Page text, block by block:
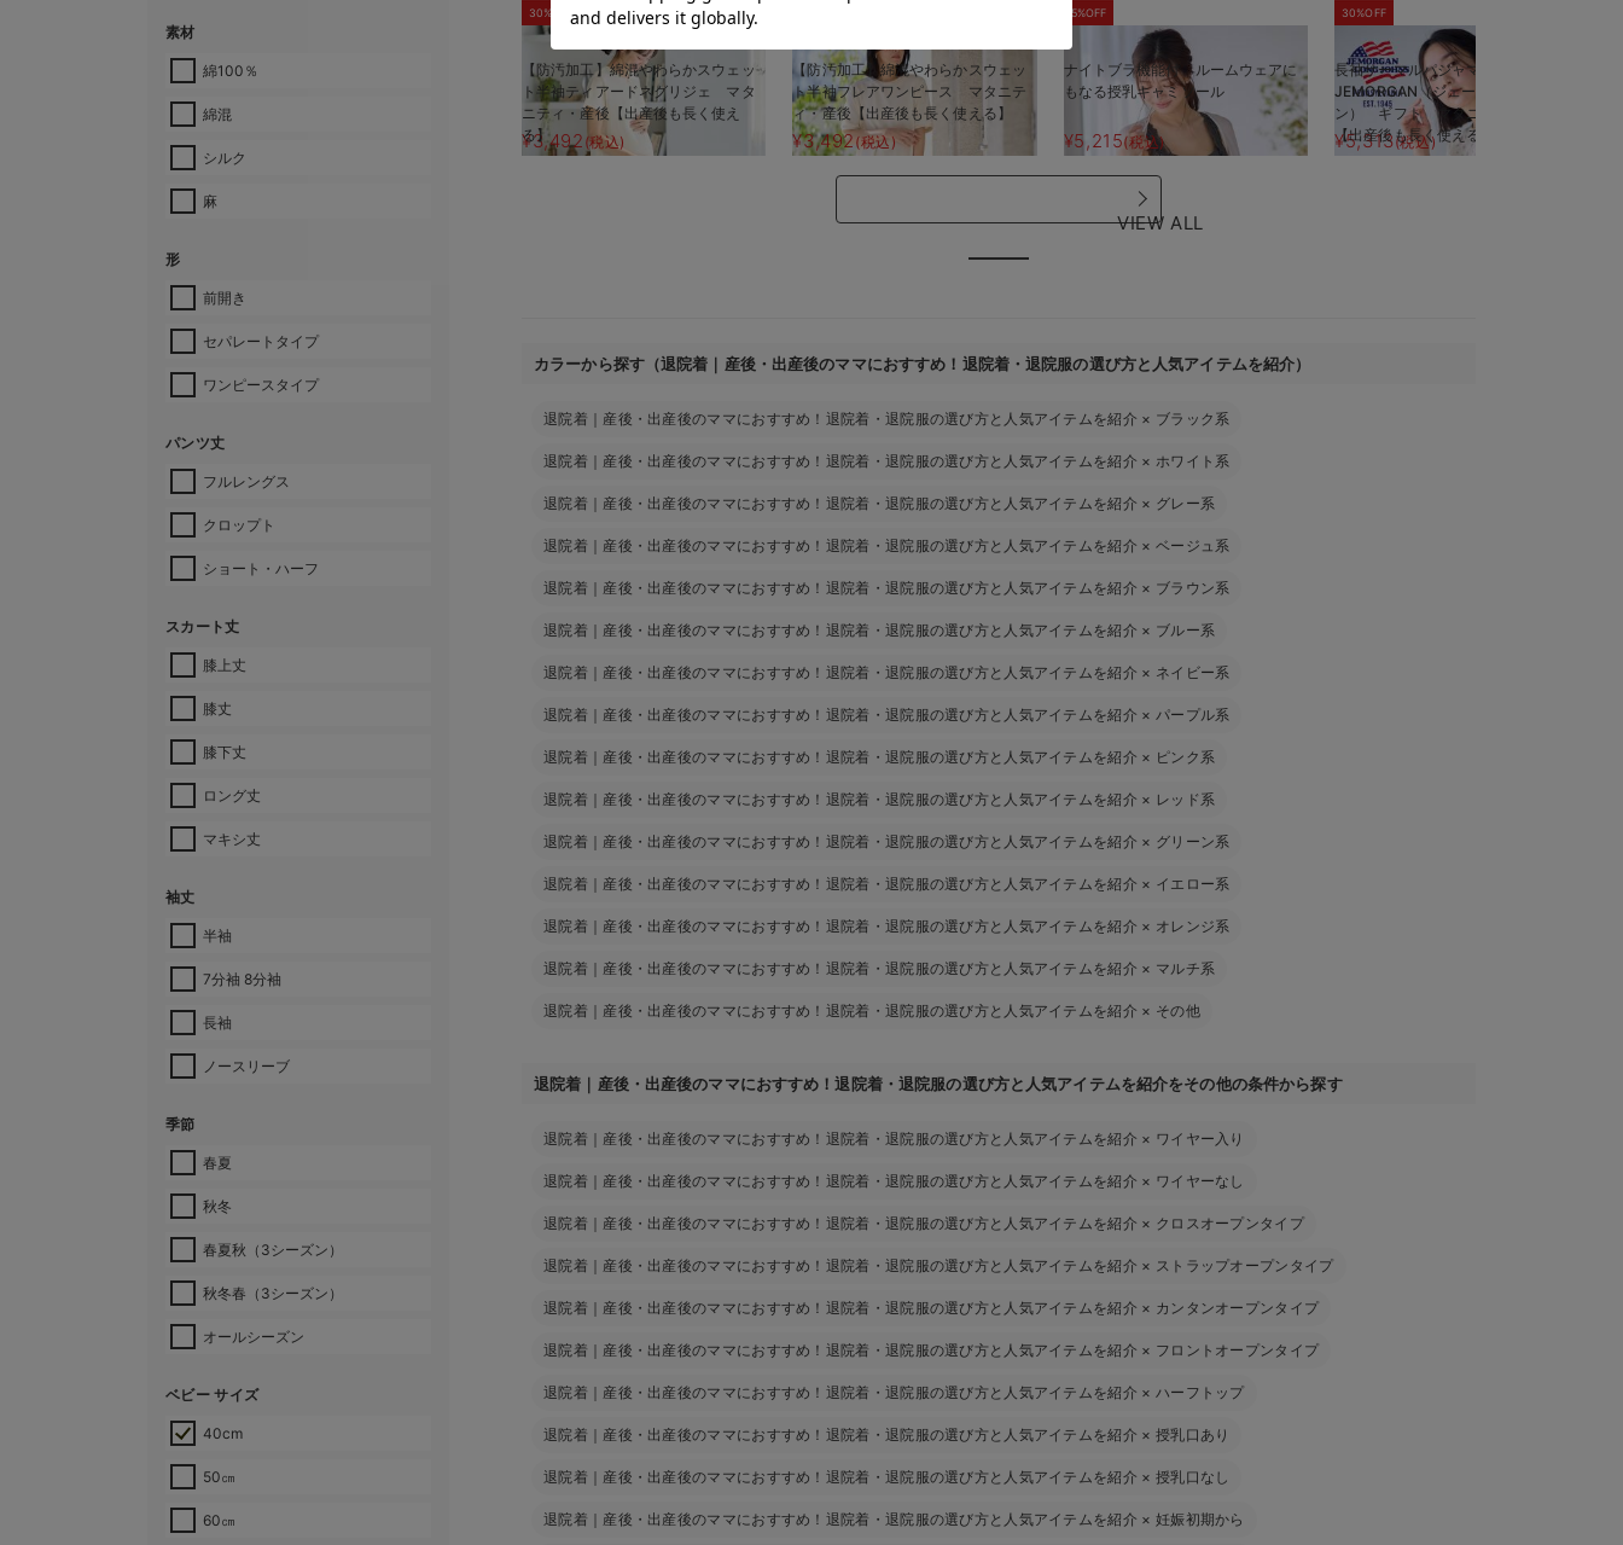
素材
綿100％
綿混
シルク
麻
形
前開き
セパレートタイプ
ワンピースタイプ
パンツ丈
フルレングス
クロップト
ショート・ハーフ
スカート丈
膝上丈
膝丈
膝下丈
ロング丈
マキシ丈
袖丈
半袖
7分袖 8分袖
長袖
ノースリーブ
季節
春夏
秋冬
春夏秋（3シーズン）
秋冬春（3シーズン）
オールシーズン
ベビー サイズ
40cm
50㎝
60㎝
30%OFF
【防汚加工】綿混やわらかスウェッ
ト半袖ティアードネグリジェ マタ
ニティ・産後【出産後も長く使え
る】
¥3,492 (税込)
【防汚加工】綿混やわらかスウェッ
ト半袖フレアワンピース マタニテ
ィ・産後【出産後も長く使える】
¥3,492(税込)
5%OFF
ナイトブラ機能付 ルームウェアに
もなる授乳キャミソール
¥5,215(税込)
30%OFF
長袖サーマルパジャマ3点セット
JEMORGAN（ジェーイーモーガ
ン） ギフト マタニティ・産後
【出産後も長く使える】
¥5,313 (税込)
VIEW ALL
カラーから探す（退院着｜産後・出産後のママにおすすめ！退院着・退院服の選び方と人気アイテムを紹介）
退院着｜産後・出産後のママにおすすめ！退院着・退院服の選び方と人気アイテムを紹介 × ブラック系
退院着｜産後・出産後のママにおすすめ！退院着・退院服の選び方と人気アイテムを紹介 × ホワイト系
退院着｜産後・出産後のママにおすすめ！退院着・退院服の選び方と人気アイテムを紹介 × グレー系
退院着｜産後・出産後のママにおすすめ！退院着・退院服の選び方と人気アイテムを紹介 × ベージュ系
退院着｜産後・出産後のママにおすすめ！退院着・退院服の選び方と人気アイテムを紹介 × ブラウン系
退院着｜産後・出産後のママにおすすめ！退院着・退院服の選び方と人気アイテムを紹介 × ブルー系
退院着｜産後・出産後のママにおすすめ！退院着・退院服の選び方と人気アイテムを紹介 × ネイビー系
退院着｜産後・出産後のママにおすすめ！退院着・退院服の選び方と人気アイテムを紹介 × パープル系
退院着｜産後・出産後のママにおすすめ！退院着・退院服の選び方と人気アイテムを紹介 × ピンク系
退院着｜産後・出産後のママにおすすめ！退院着・退院服の選び方と人気アイテムを紹介 × レッド系
退院着｜産後・出産後のママにおすすめ！退院着・退院服の選び方と人気アイテムを紹介 × グリーン系
退院着｜産後・出産後のママにおすすめ！退院着・退院服の選び方と人気アイテムを紹介 × イエロー系
退院着｜産後・出産後のママにおすすめ！退院着・退院服の選び方と人気アイテムを紹介 × オレンジ系
退院着｜産後・出産後のママにおすすめ！退院着・退院服の選び方と人気アイテムを紹介 × マルチ系
退院着｜産後・出産後のママにおすすめ！退院着・退院服の選び方と人気アイテムを紹介 × その他
退院着｜産後・出産後のママにおすすめ！退院着・退院服の選び方と人気アイテムを紹介をその他の条件から探す
退院着｜産後・出産後のママにおすすめ！退院着・退院服の選び方と人気アイテムを紹介 × ワイヤー入り
退院着｜産後・出産後のママにおすすめ！退院着・退院服の選び方と人気アイテムを紹介 × ワイヤーなし
退院着｜産後・出産後のママにおすすめ！退院着・退院服の選び方と人気アイテムを紹介 × クロスオープンタイプ
退院着｜産後・出産後のママにおすすめ！退院着・退院服の選び方と人気アイテムを紹介 × ストラップオープンタイプ
退院着｜産後・出産後のママにおすすめ！退院着・退院服の選び方と人気アイテムを紹介 × カンタンオープンタイプ
退院着｜産後・出産後のママにおすすめ！退院着・退院服の選び方と人気アイテムを紹介 × フロントオープンタイプ
退院着｜産後・出産後のママにおすすめ！退院着・退院服の選び方と人気アイテムを紹介 × ハーフトップ
退院着｜産後・出産後のママにおすすめ！退院着・退院服の選び方と人気アイテムを紹介 × 授乳口あり
退院着｜産後・出産後のママにおすすめ！退院着・退院服の選び方と人気アイテムを紹介 × 授乳口なし
退院着｜産後・出産後のママにおすすめ！退院着・退院服の選び方と人気アイテムを紹介 × 妊娠初期から